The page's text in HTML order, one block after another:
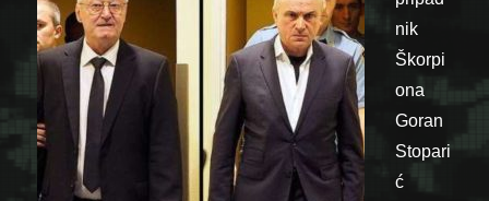
nik
Škorpi
ona
Goran
Stopari
ć